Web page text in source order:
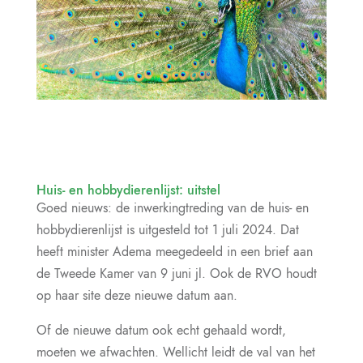
Huis- en hobbydierenlijst: uitstel
Goed nieuws: de inwerkingtreding van de huis- en
hobbydierenlijst is uitgesteld tot 1 juli 2024. Dat
heeft minister Adema meegedeeld in een brief aan
de Tweede Kamer van 9 juni jl. Ook de RVO houdt
op haar site deze nieuwe datum aan.
Of de nieuwe datum ook echt gehaald wordt,
moeten we afwachten. Wellicht leidt de val van het